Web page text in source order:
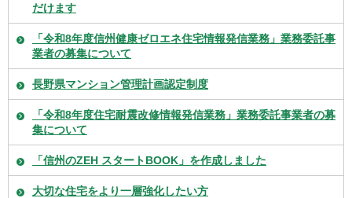
だけます
「令和8年度信州健康ゼロエネ住宅情報発信業務」業務委託事
業者の募集について
長野県マンション管理計画認定制度
「令和8年度住宅耐震改修情報発信業務」業務委託事業者の募
集について
「信州のZEH スタートBOOK」を作成しました
大切な住宅をより一層強化したい方